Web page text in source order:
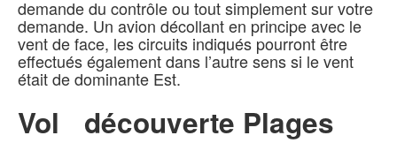
demande du contrôle ou tout simplement sur votre
demande. Un avion décollant en principe avec le
vent de face, les circuits indiqués pourront être
effectués également dans l’autre sens si le vent
était de dominante Est.
Vol découverte Plages